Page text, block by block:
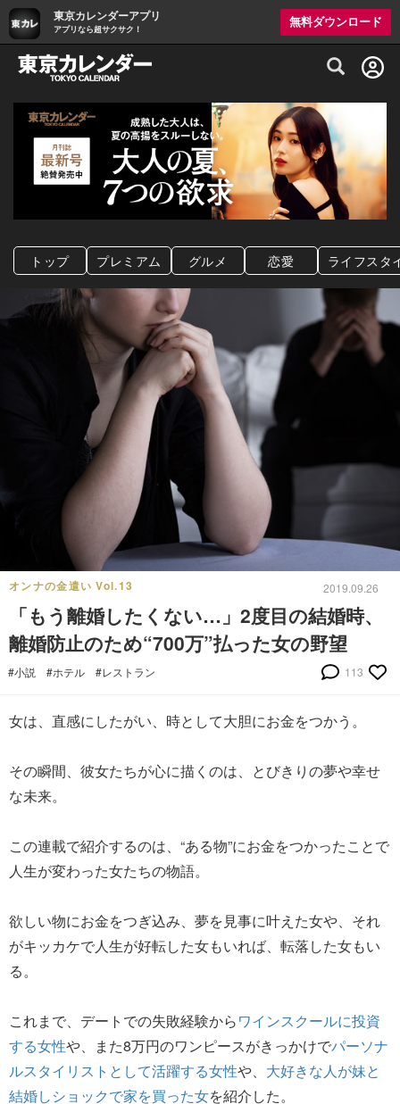
東京カレンダーアプリ
アプリなら超サクサク！
無料ダウンロード
グルメ情報・プレミアムレストラン予約
トップ プレミアム グルメ 恋愛 ライフスタ
オンナの金遣い Vol.13 2019.09.26
「もう離婚したくない…」2度目の結婚時、
離婚防止のため“700万”払った女の野望
#小説 #ホテル #レストラン 113
女は、直感にしたがい、時として大胆にお金をつかう。
その瞬間、彼女たちが心に描くのは、とびきりの夢や幸せ
な未来。
この連載で紹介するのは、“ある物”にお金をつかったことで
人生が変わった女たちの物語。
欲しい物にお金をつぎ込み、夢を見事に叶えた女や、それ
がキッカケで人生が好転した女もいれば、転落した女もい
る。
これまで、デートでの失敗経験からワインスクールに投資
する女性や、また8万円のワンピースがきっかけでパーソナ
ルスタイリストとして活躍する女性や、 大好きな人が妹と
結婚しショックで家を買った女を紹介した。